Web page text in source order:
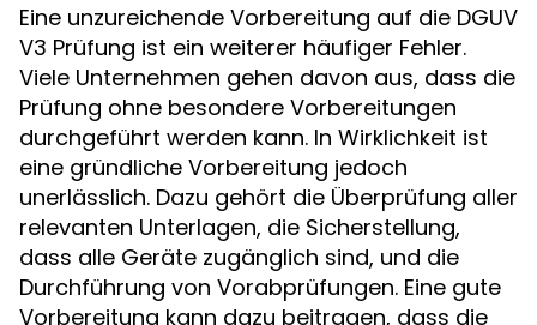
Eine unzureichende Vorbereitung auf die DGUV
V3 Prüfung ist ein weiterer häufiger Fehler.
Viele Unternehmen gehen davon aus, dass die
Prüfung ohne besondere Vorbereitungen
durchgeführt werden kann. In Wirklichkeit ist
eine gründliche Vorbereitung jedoch
unerlässlich. Dazu gehört die Überprüfung aller
relevanten Unterlagen, die Sicherstellung,
dass alle Geräte zugänglich sind, und die
Durchführung von Vorabprüfungen. Eine gute
Vorbereitung kann dazu beitragen, dass die